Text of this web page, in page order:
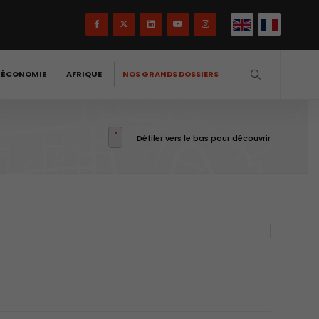
AFRIQUE NOS GRANDS DOSSIERS
Défiler vers le bas pour découvrir